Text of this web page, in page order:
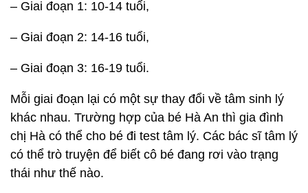
– Giai đoạn 1: 10-14 tuổi,
– Giai đoạn 2: 14-16 tuổi,
– Giai đoạn 3: 16-19 tuổi.
Mỗi giai đoạn lại có một sự thay đổi về tâm sinh lý
khác nhau. Trường hợp của bé Hà An thì gia đình
chị Hà có thể cho bé đi test tâm lý. Các bác sĩ tâm lý
có thể trò truyện để biết cô bé đang rơi vào trạng
thái như thế nào.